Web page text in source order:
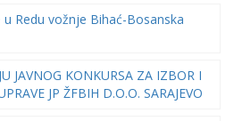
Redu vožnje Bihać-Bosanska
JAVNOG KONKURSA ZA IZBOR I
JP ŽFBIH D.O.O. SARAJEVO